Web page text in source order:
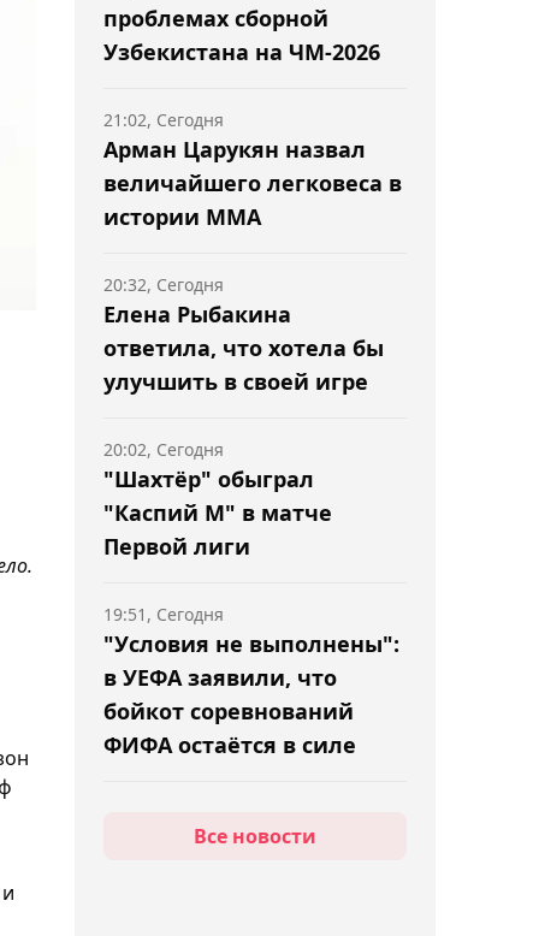
проблемах сборной
Узбекистана на ЧМ-2026
Арман Царукян назвал
величайшего легковеса в
истории ММА
21:02, Сегодня
Елена Рыбакина
ответила, что хотела бы
улучшить в своей игре
20:32, Сегодня
"Шахтёр" обыграл
"Каспий М" в матче
Первой лиги
20:02, Сегодня
"Условия не выполнены":
в УЕФА заявили, что
бойкот соревнований
ФИФА остаётся в силе
19:51, Сегодня
Кайл Снайдер и Ахмед
Все новости